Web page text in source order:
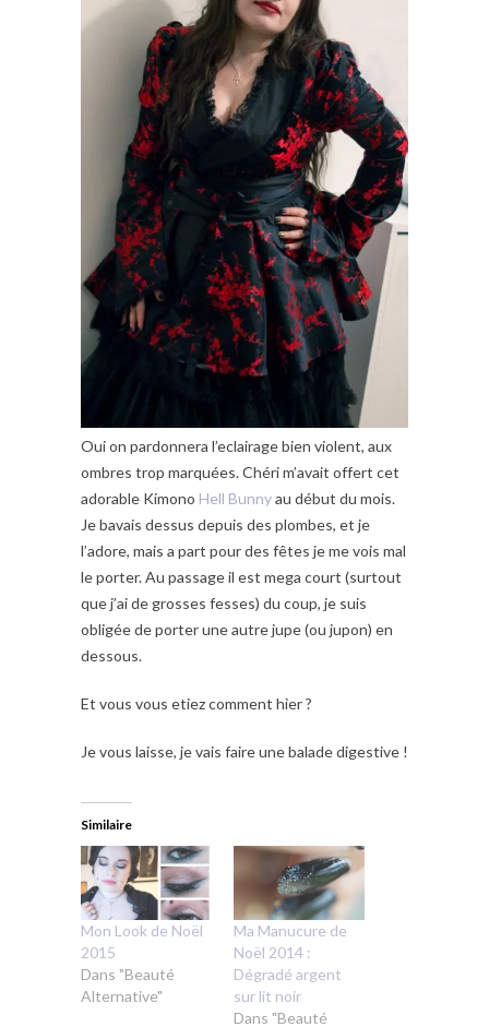
Oui on pardonnera l’eclairage bien violent, aux
ombres trop marquées. Chéri m’avait offert cet
adorable Kimono Hell Bunnyau début du mois.
Je bavais dessus depuis des plombes, et je
l’adore, mais a part pour des fêtes je me vois mal
le porter. Au passage il est mega court (surtout
que j’ai de grosses fesses) du coup, je suis
obligée de porter une autre jupe (ou jupon) en
dessous.
Et vous vous etiez comment hier ?
Je vous laisse, je vais faire une balade digestive !
Similaire
Mon Look de Noël
2015
Dans "Beauté
Alternative"
Ma Manucure de
Noël 2014 :
Dégradé argent
sur lit noir
Dans "Beauté